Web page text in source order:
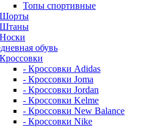
Топы спортивные
Шорты
Штаны
Носки
обувь
Кроссовки
- Кроссовки Adidas
- Кроссовки Joma
- Кроссовки Jordan
- Кроссовки Kelme
- Кроссовки New Balance
- Кроссовки Nike